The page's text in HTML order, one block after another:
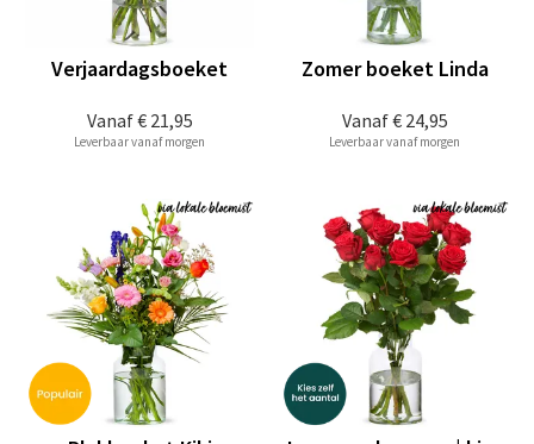
Vanaf€ 21,95
Verjaardagsboeket
Leverbaar vanaf morgen
Vanaf€ 24,95
Zomer boeket Linda
Leverbaar vanaf morgen